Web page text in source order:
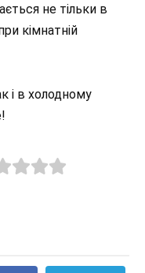
не тільки в
кімнатній
і в холодному